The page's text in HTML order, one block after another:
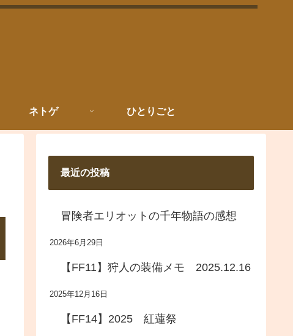
ネトゲ ひとりごと
最近の投稿
冒険者エリオットの千年物語の感想
2026年6月29日
【FF11】狩人の装備メモ 2025.12.16
2025年12月16日
【FF14】2025 紅蓮祭